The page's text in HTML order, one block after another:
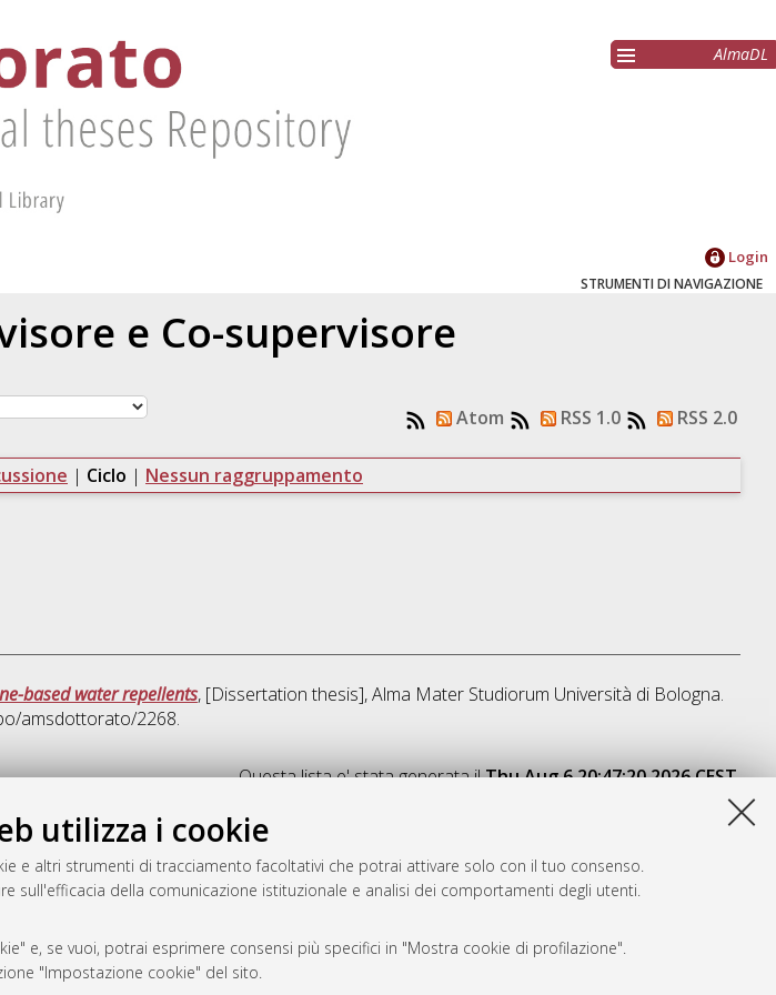
utilizza i cookie
e altri strumenti di tracciamento facoltativi che potrai attivare solo con il tuo consenso.
sull'efficacia della comunicazione istituzionale e analisi dei comportamenti degli utenti.
e, se vuoi, potrai esprimere consensi più specifici in "Mostra cookie di profilazione".
"Impostazione cookie" del sito.
AlmaDL
Login
STRUMENTI DI NAVIGAZIONE
e Co-supervisore
Atom RSS 1.0 RSS 2.0
| Ciclo | Nessun raggruppamento
based water repellents, [Dissertation thesis], Alma Mater Studiorum Università di Bologna.
amsdottorato/2268.
Questa lista e' stata generata ilThu Aug 6 20:47:20 2026 CEST.